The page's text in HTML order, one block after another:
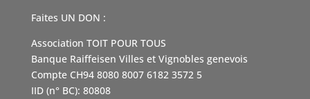
Faites UN DON :
Association TOIT POUR TOUS
Banque Raiffeisen Villes et Vignobles genevois
Compte CH94 8080 8007 6182 3572 5
IID (n° BC): 80808